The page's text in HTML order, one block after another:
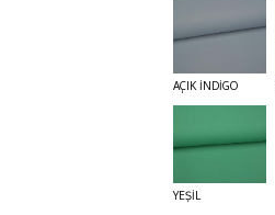
AÇIK İNDİGO
YEŞİL